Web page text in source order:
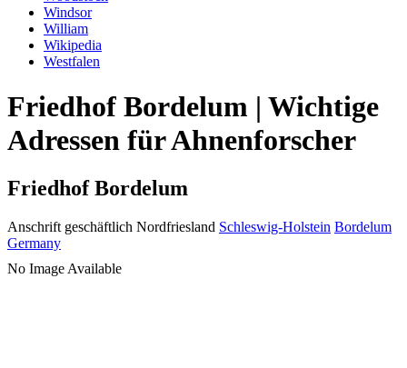
Windsor
William
Wikipedia
Westfalen
Friedhof Bordelum | Wichtige
Adressen für Ahnenforscher
Friedhof Bordelum
Anschrift geschäftlich Nordfriesland Schleswig-Holstein Bordelum
Germany
No Image Available